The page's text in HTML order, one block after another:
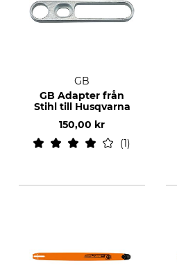
GB
GB Adapter från
Stihl till Husqvarna
150,00 kr
1